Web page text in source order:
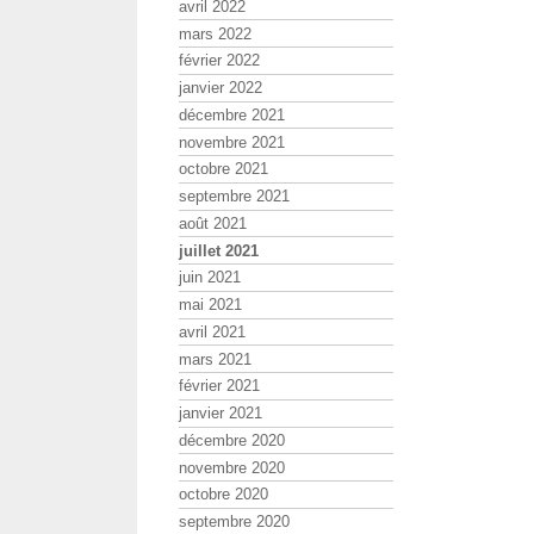
avril 2022
mars 2022
février 2022
janvier 2022
décembre 2021
novembre 2021
octobre 2021
septembre 2021
août 2021
juillet 2021
juin 2021
mai 2021
avril 2021
mars 2021
février 2021
janvier 2021
décembre 2020
novembre 2020
octobre 2020
septembre 2020